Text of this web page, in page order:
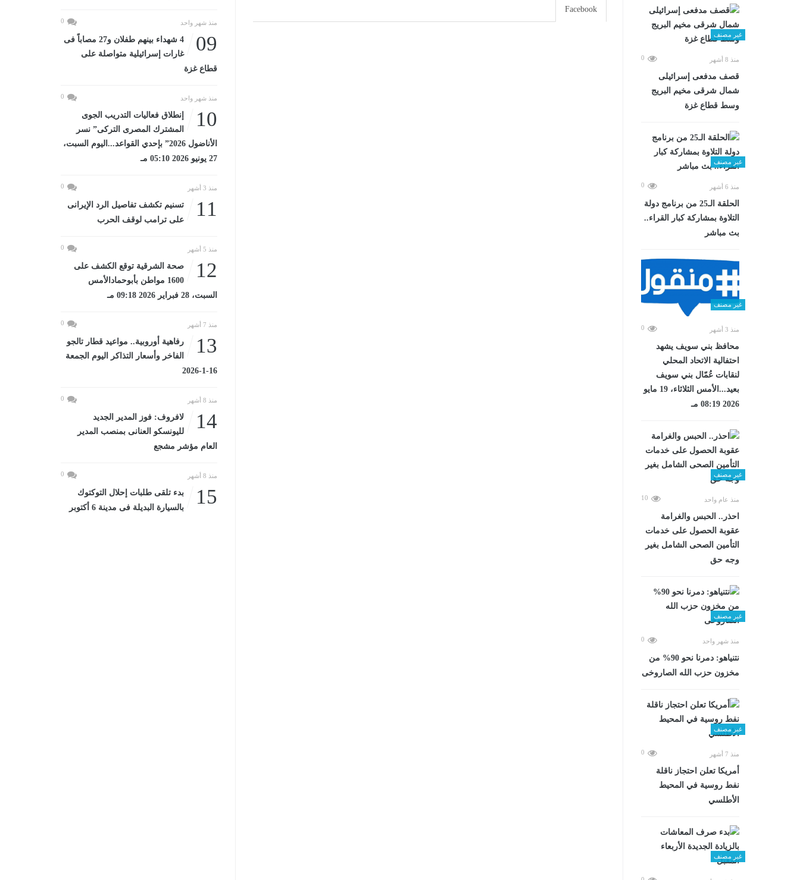
غير مصنف
منذ 8 أشهر 0
قصف مدفعى إسرائيلى
شمال شرقى مخيم البريج
وسط قطاع غزة
غير مصنف
منذ 6 أشهر 0
الحلقة الـ25 من برنامج دولة
التلاوة بمشاركة كبار القراء..
بث مباشر
غير مصنف
منذ 3 أشهر 0
محافظ بني سويف يشهد
احتفالية الاتحاد المحلي
لنقابات عُمّال بني سويف
بعيد...الأمس الثلاثاء، 19 مايو
2026 08:19 مـ
غير مصنف
منذ عام واحد 10
احذر.. الحبس والغرامة
عقوبة الحصول على خدمات
التأمين الصحى الشامل بغير
وجه حق
غير مصنف
منذ شهر واحد 0
نتنياهو: دمرنا نحو 90% من
مخزون حزب الله الصاروخى
غير مصنف
منذ 7 أشهر 0
أمريكا تعلن احتجاز ناقلة
نفط روسية في المحيط
الأطلسي
غير مصنف
Facebook
منذ شهر واحد 0
09
4 شهداء بينهم طفلان و27 مصاباً فى
غارات إسرائيلية متواصلة على
قطاع غزة
منذ شهر واحد 0
10
إنطلاق فعاليات التدريب الجوى
المشترك المصرى التركى” نسر
الأناضول 2026” بإحدي القواعد...اليوم السبت،
27 يونيو 2026 05:10 مـ
منذ 3 أشهر 0
11
تسنيم تكشف تفاصيل الرد الإيرانى
على ترامب لوقف الحرب
منذ 5 أشهر 0
12
صحة الشرقية توقع الكشف على
1600 مواطن بأبوحمادالأمس
السبت، 28 فبراير 2026 09:18 مـ
منذ 7 أشهر 0
13
رفاهية أوروبية.. مواعيد قطار تالجو
الفاخر وأسعار التذاكر اليوم الجمعة
16-1-2026
منذ 8 أشهر 0
14
لافروف: فوز المدير الجديد
لليونسكو العنانى بمنصب المدير
العام مؤشر مشجع
منذ 8 أشهر 0
15
بدء تلقى طلبات إحلال التوكتوك
بالسيارة البديلة فى مدينة 6 أكتوبر